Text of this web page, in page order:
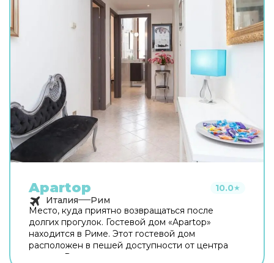
Apartop 10.0★
Италия
Рим
Место, куда приятно возвращаться после
долгих прогулок. Гостевой дом «Apartop»
находится в Риме. Этот гостевой дом
расположен в пешей доступности от центра
города. Рядом с гостевым домом можно